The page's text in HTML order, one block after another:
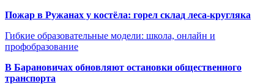
Пожар в Ружанах у костёла: горел склад леса-кругляка
Гибкие образовательные модели: школа, онлайн и
профобразование
В Барановичах обновляют остановки общественного
транспорта